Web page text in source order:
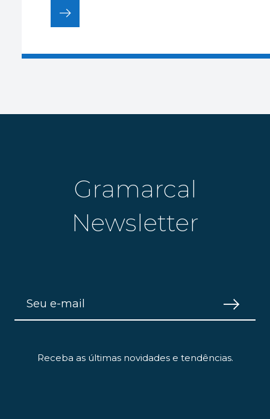
arrow_right_alt
Gramarcal
Newsletter
Receba as últimas novidades e tendências.